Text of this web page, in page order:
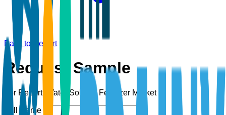
Back to Report
Request Sample
For Report: Water Soluble Fertilizer Market
Full Name *